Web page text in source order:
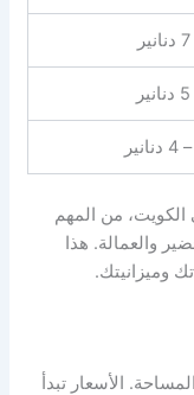
الكويت، من المهم
والعمالة. هذا
وميزانيتك.
الأسعار تبدأ